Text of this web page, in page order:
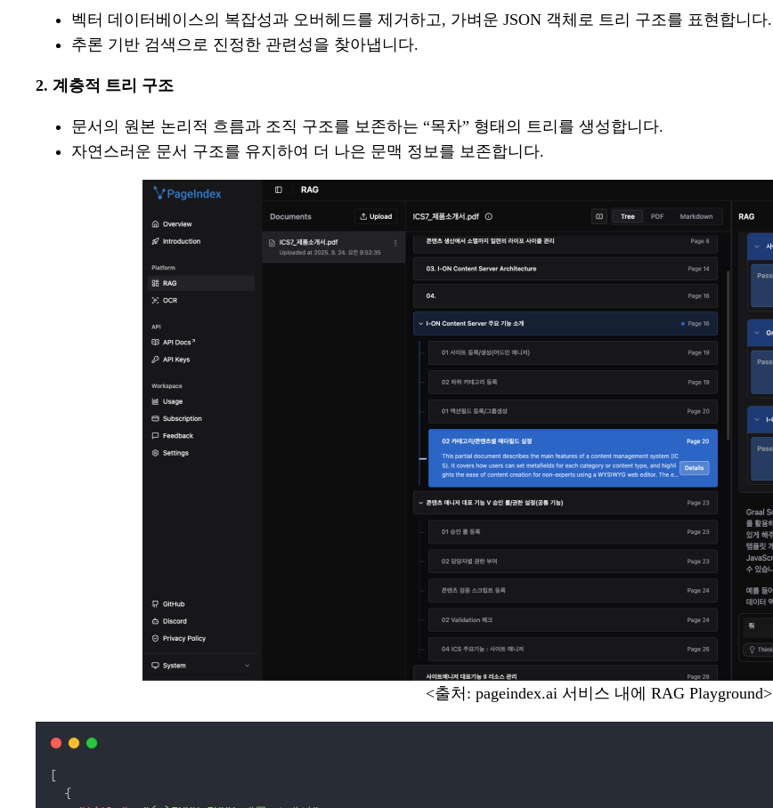
벡터 데이터베이스의 복잡성과 오버헤드를 제거하고, 가벼운 JSON 객체로 트리 구조를 표현합니다.
추론 기반 검색으로 진정한 관련성을 찾아냅니다.
2. 계층적 트리 구조
문서의 원본 논리적 흐름과 조직 구조를 보존하는 “목차” 형태의 트리를 생성합니다.
자연스러운 문서 구조를 유지하여 더 나은 문맥 정보를 보존합니다.
<출처: pageindex.ai 서비스 내에 RAG Playground>
[
  {